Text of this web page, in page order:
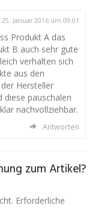
25. Januar 2016 um 09:01
Produkt A das
B auch sehr gute
verhalten sich
aus den
Hersteller
diese pauschalen
nachvollziehbar.
Antworten
zum Artikel?
Erforderliche